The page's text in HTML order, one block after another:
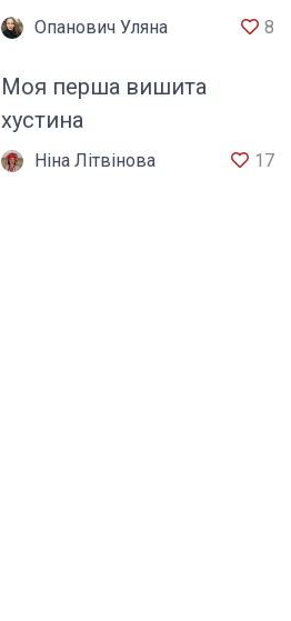
Опанович Уляна 8
Моя перша вишита
хустина
Ніна Літвінова 17